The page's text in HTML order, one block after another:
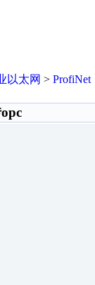
以太网 > ProfiNet